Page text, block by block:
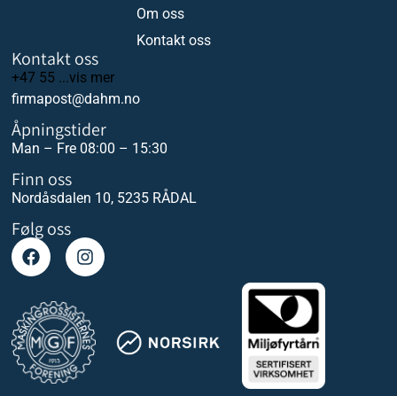
Om oss
Kontakt oss
Kontakt oss
+47 55 ...vis mer
firmapost@dahm.no
Åpningstider
Man – Fre 08:00 – 15:30
Finn oss
Nordåsdalen 10, 5235 RÅDAL
Følg oss